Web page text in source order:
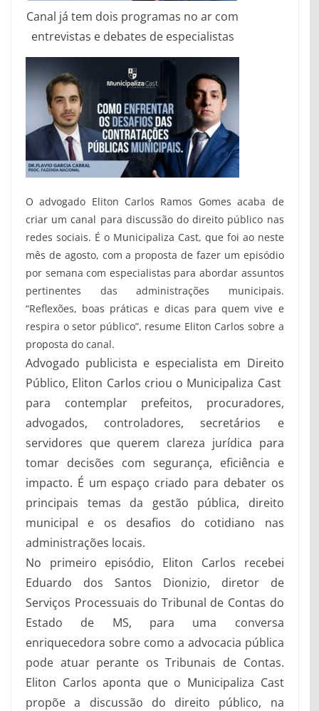
Canal já tem dois programas no ar com
entrevistas e debates de especialistas
O advogado Eliton Carlos Ramos Gomes acaba de
criar um canal para discussão do direito público nas
redes sociais. É o Municipaliza Cast, que foi ao neste
mês de agosto, com a proposta de fazer um episódio
por semana com especialistas para abordar assuntos
pertinentes das administrações municipais.
“Reflexões, boas práticas e dicas para quem vive e
respira o setor público”, resume Eliton Carlos sobre a
proposta do canal.
Advogado publicista e especialista em Direito
Público, Eliton Carlos criou o Municipaliza Cast
para contemplar prefeitos, procuradores,
advogados, controladores, secretários e
servidores que querem clareza jurídica para
tomar decisões com segurança, eficiência e
impacto. É um espaço criado para debater os
principais temas da gestão pública, direito
municipal e os desafios do cotidiano nas
administrações locais.
No primeiro episódio, Eliton Carlos recebei
Eduardo dos Santos Dionizio, diretor de
Serviços Processuais do Tribunal de Contas do
Estado de MS, para uma conversa
enriquecedora sobre como a advocacia pública
pode atuar perante os Tribunais de Contas.
Eliton Carlos aponta que o Municipaliza Cast
propõe a discussão do direito público, na